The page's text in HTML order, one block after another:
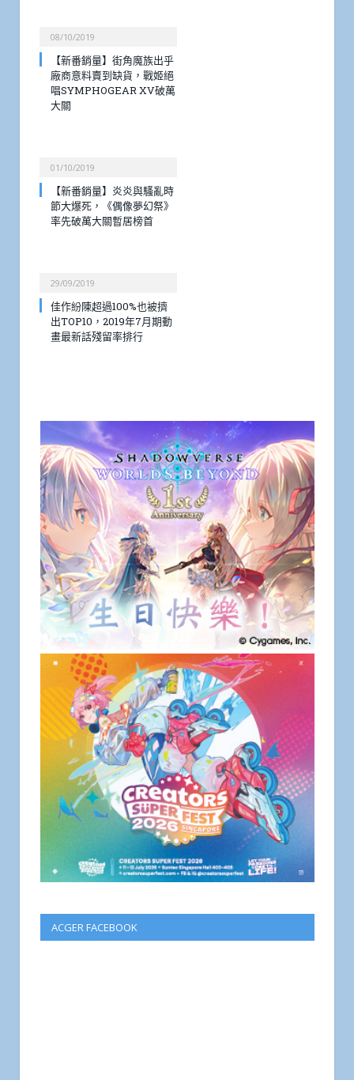
08/10/2019
【新番銷量】街角魔族出乎
廠商意料賣到缺貨，戰姬絕
唱SYMPHOGEAR XV破萬
大關
01/10/2019
【新番銷量】炎炎與騷亂時
節大爆死，《偶像夢幻祭》
率先破萬大關暫居榜首
29/09/2019
佳作紛陳超過100%也被擠
出TOP10，2019年7月期動
畫最新話殘留率排行
ACGER FACEBOOK